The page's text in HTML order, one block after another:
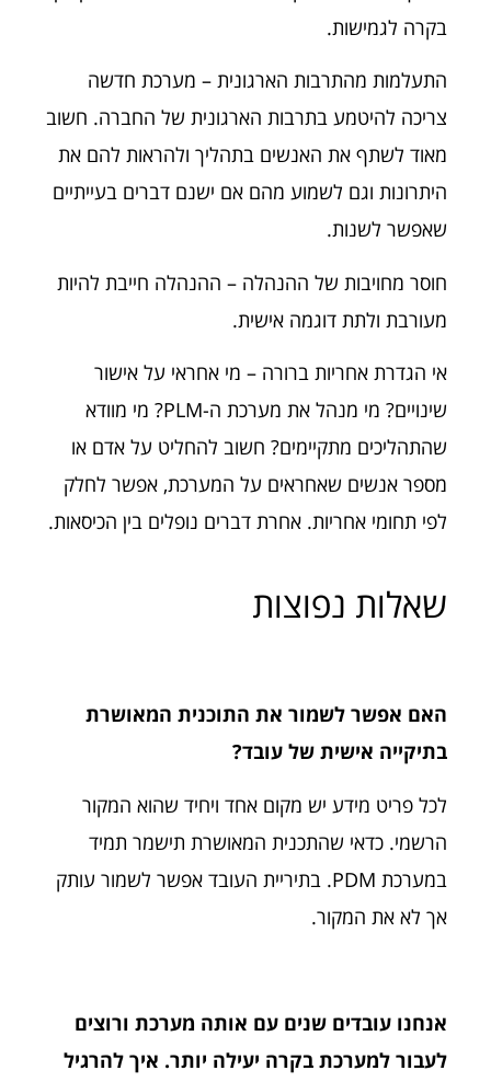
בקרה לגמישות.
התעלמות מהתרבות הארגונית – מערכת חדשה
צריכה להיטמע בתרבות הארגונית של החברה. חשוב
מאוד לשתף את האנשים בתהליך ולהראות להם את
היתרונות וגם לשמוע מהם אם ישנם דברים בעייתיים
שאפשר לשנות.
חוסר מחויבות של ההנהלה – ההנהלה חייבת להיות
מעורבת ולתת דוגמה אישית.
אי הגדרת אחריות ברורה – מי אחראי על אישור
שינויים? מי מנהל את מערכת ה-PLM? מי מוודא
שהתהליכים מתקיימים? חשוב להחליט על אדם או
מספר אנשים שאחראים על המערכת, אפשר לחלק
לפי תחומי אחריות. אחרת דברים נופלים בין הכיסאות.
שאלות נפוצות
האם אפשר לשמור את התוכנית המאושרת
בתיקייה אישית של עובד?
לכל פריט מידע יש מקום אחד ויחיד שהוא המקור
הרשמי. כדאי שהתכנית המאושרת תישמר תמיד
במערכת PDM. בתיריית העובד אפשר לשמור עותק
אך לא את המקור.
אנחנו עובדים שנים עם אותה מערכת ורוצים
לעבור למערכת בקרה יעילה יותר. איך להרגיל